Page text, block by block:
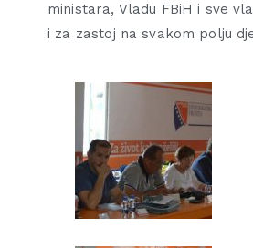
ministara, Vladu FBiH i sve
i za zastoj na svakom polju